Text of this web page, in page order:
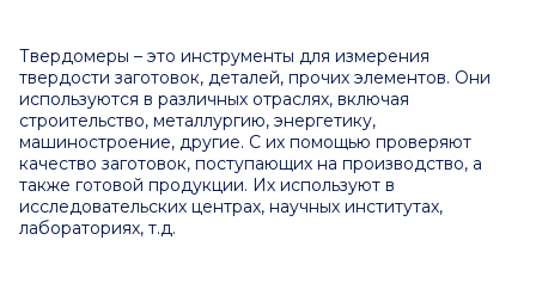
Твердомеры – это инструменты для измерения
твердости заготовок, деталей, прочих элементов. Они
используются в различных отраслях, включая
строительство, металлургию, энергетику,
машиностроение, другие. С их помощью проверяют
качество заготовок, поступающих на производство, а
также готовой продукции. Их используют в
исследовательских центрах, научных институтах,
лабораториях, т.д.